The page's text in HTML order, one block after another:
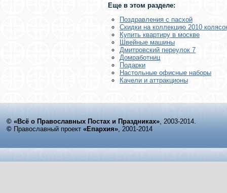
Еще в этом разделе:
Поздравления с пасхой
Скидки на коллекцию 2010
Купить квартиру в москве
Швейные машины
Дмитровский переулок 7
Домработниц
Подарки
Настольные офисные наборы
Качели и аттракционы
© «Всё о Православных Постах и Праздниках», 2003-2014.
© Православный проект «Епархия», 2001-2014